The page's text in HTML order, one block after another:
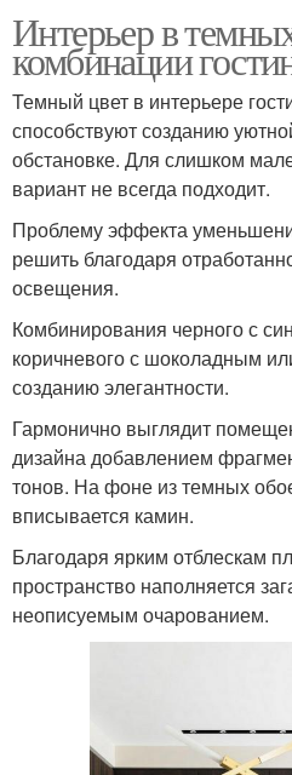
Интерьер в
комбинации
Темный цвет в интерьере
способствуют созданию
обстановке. Для слишком
вариант не всегда подходит.
Проблему эффекта
решить благодаря
освещения.
Комбинирования черного с
коричневого с шоколадным
созданию элегантности.
Гармонично выглядит
дизайна добавлением
тонов. На фоне из темных
вписывается камин.
Благодаря ярким отблескам
пространство наполняется
неописуемым очарованием.